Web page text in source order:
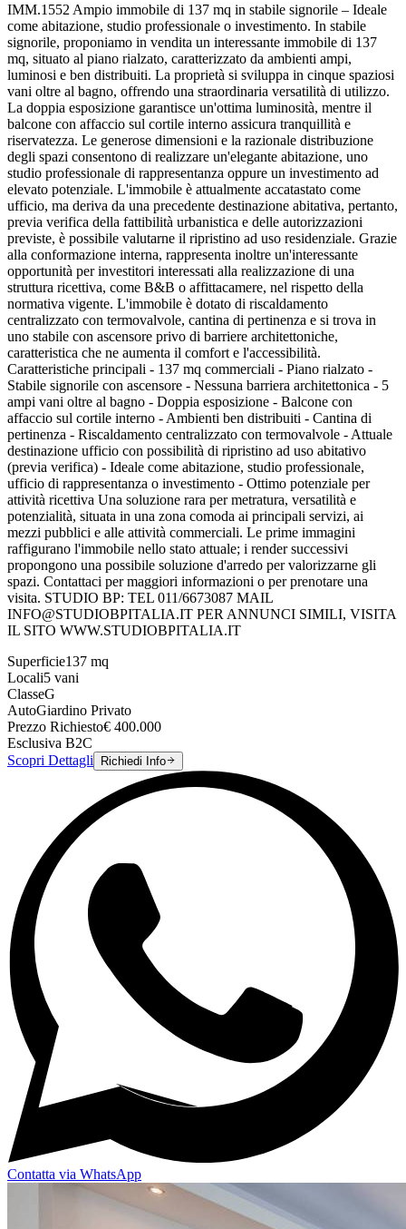
IMM.1552 Ampio immobile di 137 mq in stabile signorile – Ideale
come abitazione, studio professionale o investimento. In stabile
signorile, proponiamo in vendita un interessante immobile di 137
mq, situato al piano rialzato, caratterizzato da ambienti ampi,
luminosi e ben distribuiti. La proprietà si sviluppa in cinque spaziosi
vani oltre al bagno, offrendo una straordinaria versatilità di utilizzo.
La doppia esposizione garantisce un'ottima luminosità, mentre il
balcone con affaccio sul cortile interno assicura tranquillità e
riservatezza. Le generose dimensioni e la razionale distribuzione
degli spazi consentono di realizzare un'elegante abitazione, uno
studio professionale di rappresentanza oppure un investimento ad
elevato potenziale. L'immobile è attualmente accatastato come
ufficio, ma deriva da una precedente destinazione abitativa, pertanto,
previa verifica della fattibilità urbanistica e delle autorizzazioni
previste, è possibile valutarne il ripristino ad uso residenziale. Grazie
alla conformazione interna, rappresenta inoltre un'interessante
opportunità per investitori interessati alla realizzazione di una
struttura ricettiva, come B&B o affittacamere, nel rispetto della
normativa vigente. L'immobile è dotato di riscaldamento
centralizzato con termovalvole, cantina di pertinenza e si trova in
uno stabile con ascensore privo di barriere architettoniche,
caratteristica che ne aumenta il comfort e l'accessibilità.
Caratteristiche principali - 137 mq commerciali - Piano rialzato -
Stabile signorile con ascensore - Nessuna barriera architettonica - 5
ampi vani oltre al bagno - Doppia esposizione - Balcone con
affaccio sul cortile interno - Ambienti ben distribuiti - Cantina di
pertinenza - Riscaldamento centralizzato con termovalvole - Attuale
destinazione ufficio con possibilità di ripristino ad uso abitativo
(previa verifica) - Ideale come abitazione, studio professionale,
ufficio di rappresentanza o investimento - Ottimo potenziale per
attività ricettiva Una soluzione rara per metratura, versatilità e
potenzialità, situata in una zona comoda ai principali servizi, ai
mezzi pubblici e alle attività commerciali. Le prime immagini
raffigurano l'immobile nello stato attuale; i render successivi
propongono una possibile soluzione d'arredo per valorizzarne gli
spazi. Contattaci per maggiori informazioni o per prenotare una
visita. STUDIO BP: TEL 011/6673087 MAIL
INFO@STUDIOBPITALIA.IT PER ANNUNCI SIMILI, VISITA
IL SITO WWW.STUDIOBPITALIA.IT
Superficie137 mq
Locali5 vani
ClasseG
AutoGiardino Privato
Prezzo Richiesto€ 400.000
Esclusiva B2C
Scopri Dettagli
Richiedi Info
Contatta via WhatsApp